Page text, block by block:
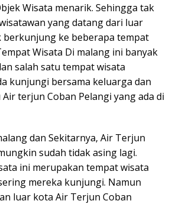
Wisata menarik. Sehingga tak
yang datang dari luar
ke beberapa tempat
Wisata Di malang ini banyak
salah satu tempat wisata
kunjungi bersama keluarga dan
terjun Coban Pelangi yang ada di
dan Sekitarnya, Air Terjun
sudah tidak asing lagi.
ini merupakan tempat wisata
mereka kunjungi. Namun
luar kota Air Terjun Coban